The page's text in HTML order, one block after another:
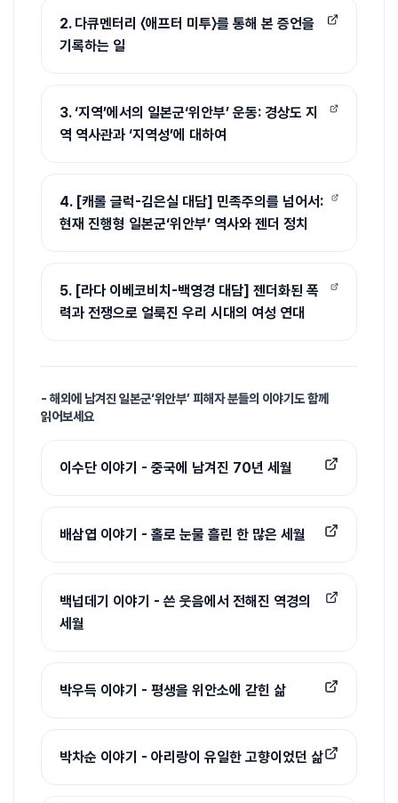
2. 다큐멘터리 〈애프터 미투〉를 통해 본 증언을
기록하는 일
3. ‘지역’에서의 일본군‘위안부’ 운동: 경상도 지
역 역사관과 ‘지역성’에 대하여
4. [캐롤 글럭-김은실 대담] 민족주의를 넘어서:
현재 진행형 일본군‘위안부’ 역사와 젠더 정치
5. [라다 이베코비치-백영경 대담] 젠더화된 폭
력과 전쟁으로 얼룩진 우리 시대의 여성 연대
- 해외에 남겨진 일본군‘위안부’ 피해자 분들의 이야기도 함께
읽어보세요
이수단 이야기 - 중국에 남겨진 70년 세월
배삼엽 이야기 - 홀로 눈물 흘린 한 많은 세월
백넙데기 이야기 - 쓴 웃음에서 전해진 역경의
세월
박우득 이야기 - 평생을 위안소에 갇힌 삶
박차순 이야기 - 아리랑이 유일한 고향이었던 삶